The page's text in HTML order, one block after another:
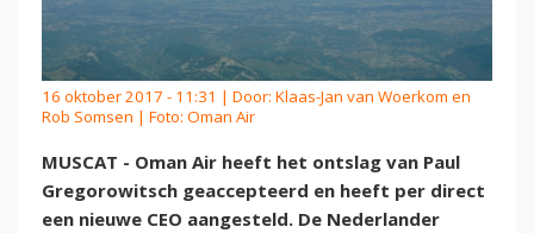
16 oktober 2017 - 11:31 | Door: Klaas-Jan van Woerkom en
Rob Somsen | Foto: Oman Air
MUSCAT - Oman Air heeft het ontslag van Paul
Gregorowitsch geaccepteerd en heeft per direct
een nieuwe CEO aangesteld. De Nederlander